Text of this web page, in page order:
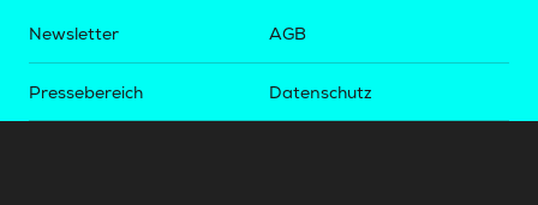
Newsletter
Pressebereich
AGB
Datenschutz